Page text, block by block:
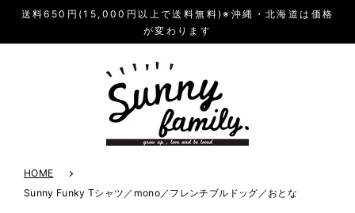
送料650円(15,000円以上で送料無料)※沖縄・北海道は価格
が変わります
HOME
Sunny Funky Tシャツ／mono／フレンチブルドッグ／おとな